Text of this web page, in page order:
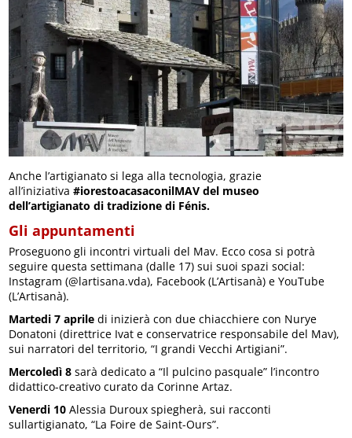
Anche l’artigianato si lega alla tecnologia, grazie
all’iniziativa#iorestoacasaconilMAV del museo
dell’artigianato ditradizione di Fénis.
Gli appuntamenti
Proseguono gli incontri virtuali del Mav. Ecco cosa si potrà
seguire questa settimana (dalle 17) sui suoi spazi social:
Instagram (@lartisana.vda), Facebook (L’Artisanà) e YouTube
(L’Artisanà).
Martedi 7 aprile di inizierà con due chiacchiere con Nurye
Donatoni (direttrice Ivat e conservatrice responsabile del Mav),
sui narratori del territorio, “I grandi Vecchi Artigiani”.
Mercoledì 8 sarà dedicato a “Il pulcino pasquale” l’incontro
didattico-creativo curato da Corinne Artaz.
Venerdi 10 Alessia Duroux spiegherà, sui racconti
sullartigianato, “La Foire de Saint-Ours”.